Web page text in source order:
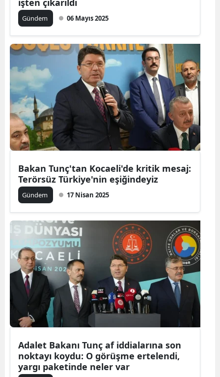
Gündem 06 Mayıs 2025
Bakan Tunç'tan Kocaeli'de kritik mesaj:
Terörsüz Türkiye'nin eşiğindeyiz
Gündem 17 Nisan 2025
Adalet Bakanı Tunç af iddialarına son
noktayı koydu: O görüşme ertelendi,
yargı paketinde neler var